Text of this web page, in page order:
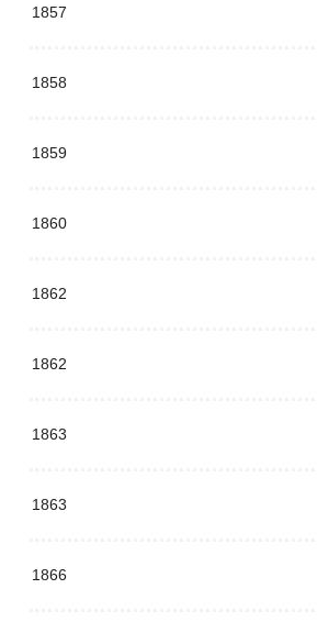
1857
1858
1859
1860
1862
1862
1863
1863
1866